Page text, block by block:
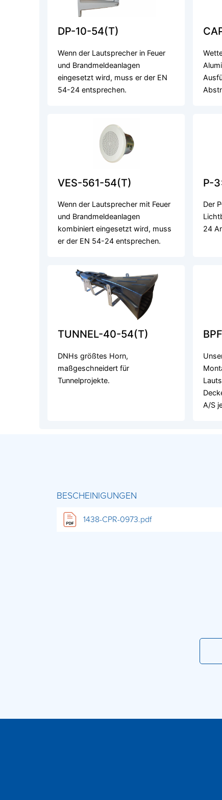
DP-10-54(T)
Wenn der Lautsprecher in Feuer
und Brandmeldeanlagen
eingesetzt wird, muss er der EN
54-24 entsprechen.
VES-561-54(T)
Wenn der Lautsprecher mit Feuer
und Brandmeldeanlagen
kombiniert eingesetzt wird, muss
er der EN 54-24 entsprechen.
P-
Der
24
TUNNEL-40-54(T)
DNHs größtes Horn,
maßgeschneidert für
Tunnelprojekte.
A/S
BESCHEINIGUNGEN
1438-CPR-0973.pdf